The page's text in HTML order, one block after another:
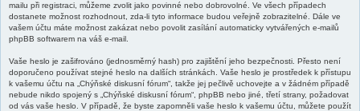
mailu při registraci, můžeme zvolit jako povinné nebo dobrovolné. Ve všech případech
dostanete možnost rozhodnout, zda-li tyto informace budou veřejně zobrazitelné. Dále ve
vašem účtu máte možnost zakázat nebo povolit zasílání automaticky vytvářených e-mailů
phpBB softwarem na váš e-mail.
Vaše heslo je zašifrováno (jednosměrný hash) pro zajištění jeho bezpečnosti. Přesto není
doporučeno používat stejné heslo na dalších stránkách. Vaše heslo je prostředek k přístupu
k vašemu účtu na „Chýňské diskusní fórum“, takže jej pečlivě uchovejte a v žádném případě
nebude nikdo spojený s „Chýňské diskusní fórum“, phpBB nebo jiné, třetí strany, požadovat
od vás vaše heslo. V případě, že byste zapomněli vaše heslo k vašemu účtu, můžete použít